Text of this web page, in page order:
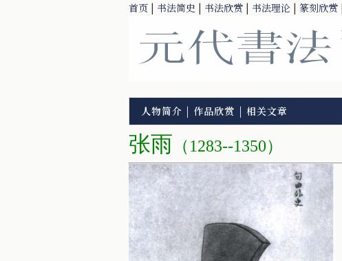
首页 | 书法简史 | 书法欣赏 | 书法理论 | 篆刻欣赏
人物简介 | 作品欣赏 | 相关文章
张雨 （1283--1350）